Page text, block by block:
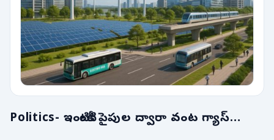
Politics- ఇంటింటికీ పైపుల ద్వారా వంట గ్యాస్…